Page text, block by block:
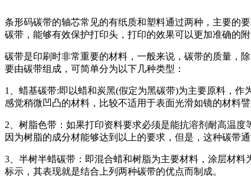
条形码碳带的轴芯常见的有纸质和塑料通过两种，主要的
碳带，能够有效保护打印头，打印的效果可以更加准确的
碳带是印刷时非常重要的材料，一般来说，碳带的质量，
要由碳带组成，可简单分为以下几种类型：
1、蜡基碳带:即以蜡和炭黑(假定为黑碳带)为主要原料，
感觉稍微凹凸的材料，比较不适用于表面光滑如镜的材料譬
2、树脂色带：如果打印资料要求必须是能抗溶剂耐高温
因为树脂的成分材能够达到以上的要求，但是，这种碳带
3、半树半蜡碳带：即混合蜡和树脂为主要材料，涂层材
标示，其表现就是结合上列两种碳带的优点而制成。